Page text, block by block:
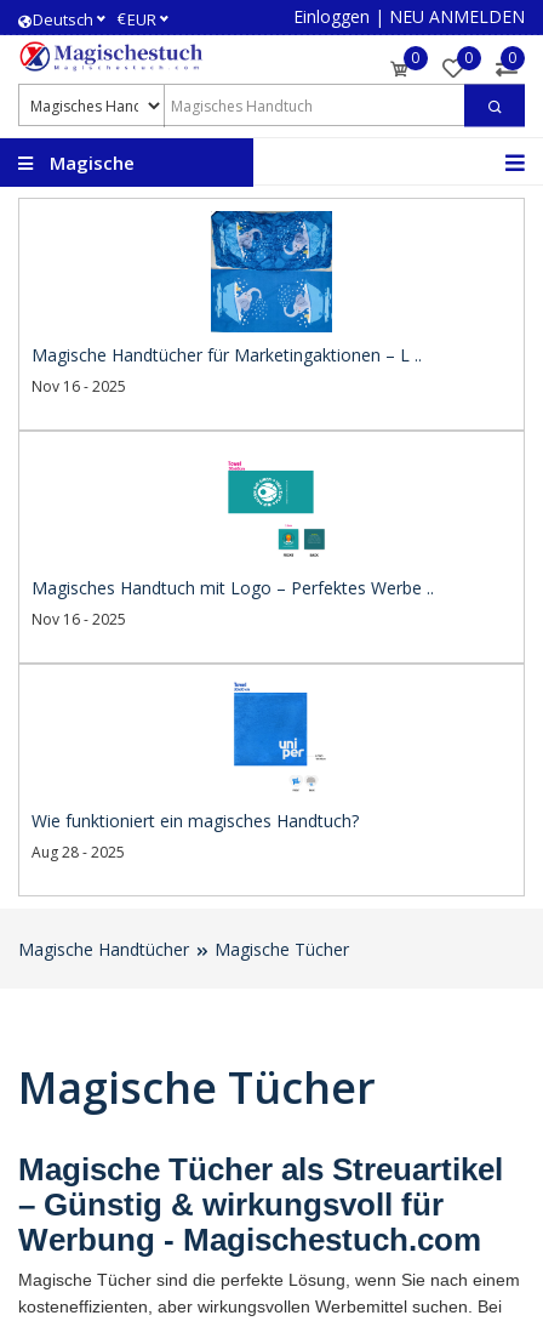
Deutsch €EUR Einloggen | NEU ANMELDEN
0 0 0
Magische
Magische Handtücher für Marketingaktionen – L ..
Nov 16 - 2025
Magisches Handtuch mit Logo – Perfektes Werbe ..
Nov 16 - 2025
Wie funktioniert ein magisches Handtuch?
Aug 28 - 2025
Magische Handtücher Magische Tücher
Magische Tücher
Magische Tücher als Streuartikel
– Günstig & wirkungsvoll für
Werbung - Magischestuch.com
Magische Tücher sind die perfekte Lösung, wenn Sie nach einem
kosteneffizienten, aber wirkungsvollen Werbemittel suchen. Bei